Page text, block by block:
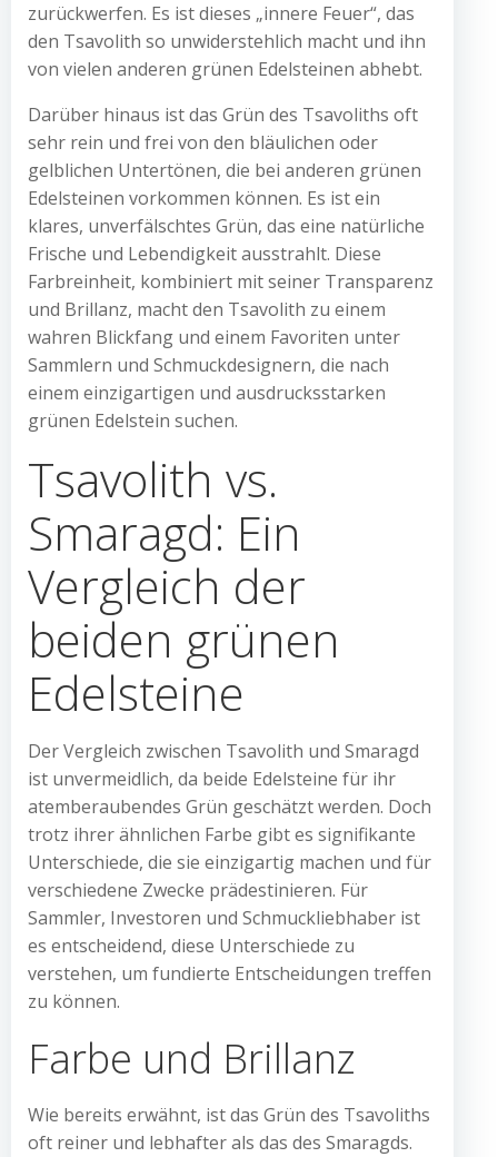
zurückwerfen. Es ist dieses „innere Feuer“, das
den Tsavolith so unwiderstehlich macht und ihn
von vielen anderen grünen Edelsteinen abhebt.
Darüber hinaus ist das Grün des Tsavoliths oft
sehr rein und frei von den bläulichen oder
gelblichen Untertönen, die bei anderen grünen
Edelsteinen vorkommen können. Es ist ein
klares, unverfälschtes Grün, das eine natürliche
Frische und Lebendigkeit ausstrahlt. Diese
Farbreinheit, kombiniert mit seiner Transparenz
und Brillanz, macht den Tsavolith zu einem
wahren Blickfang und einem Favoriten unter
Sammlern und Schmuckdesignern, die nach
einem einzigartigen und ausdrucksstarken
grünen Edelstein suchen.
Tsavolith vs.
Smaragd: Ein
Vergleich der
beiden grünen
Edelsteine
Der Vergleich zwischen Tsavolith und Smaragd
ist unvermeidlich, da beide Edelsteine für ihr
atemberaubendes Grün geschätzt werden. Doch
trotz ihrer ähnlichen Farbe gibt es signifikante
Unterschiede, die sie einzigartig machen und für
verschiedene Zwecke prädestinieren. Für
Sammler, Investoren und Schmuckliebhaber ist
es entscheidend, diese Unterschiede zu
verstehen, um fundierte Entscheidungen treffen
zu können.
Farbe und Brillanz
Wie bereits erwähnt, ist das Grün des Tsavoliths
oft reiner und lebhafter als das des Smaragds.